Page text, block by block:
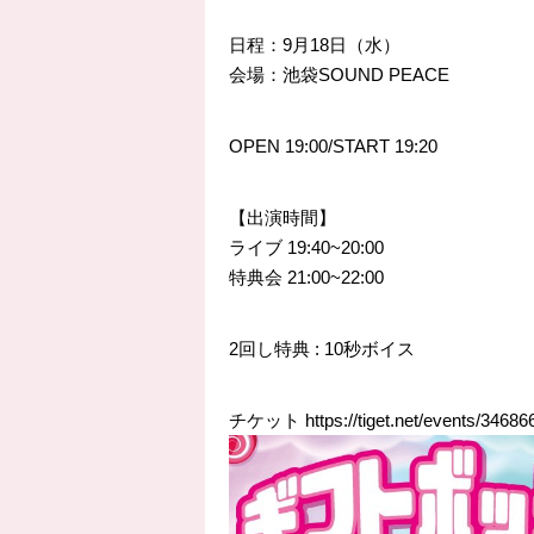
日程：9月18日（水）
会場：池袋SOUND PEACE
OPEN 19:00/START 19:20
【出演時間】
ライブ 19:40~20:00
特典会 21:00~22:00
2回し特典 : 10秒ボイス
チケット https://tiget.net/events/